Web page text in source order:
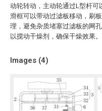
动轮转动，主动轮通过L型杆可
滑框可以带动过滤板移动，刷
理，避免杂质堵塞过滤板的网
以搅动干燥剂，确保干燥效果。
Images (4)